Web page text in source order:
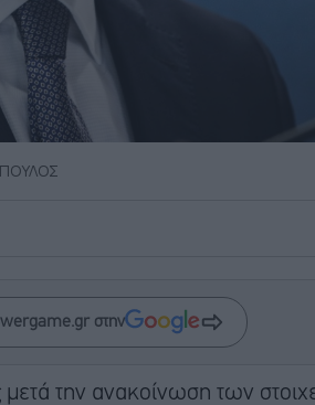
στην
την ανακοίνωση των